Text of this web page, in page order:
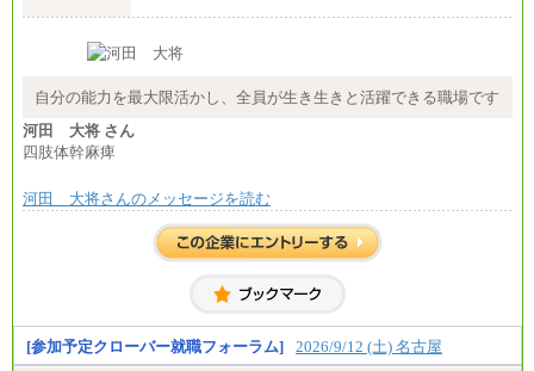
月給24万円～
※試用期間中も給与に変更はございません
自分の能力を最大限活かし、全員が生き生きと活躍できる職場です
河田 大将 さん
四肢体幹麻痺
河田 大将さんのメッセージを読む
[参加予定クローバー就職フォーラム] 2026/9/12 (土) 名古屋